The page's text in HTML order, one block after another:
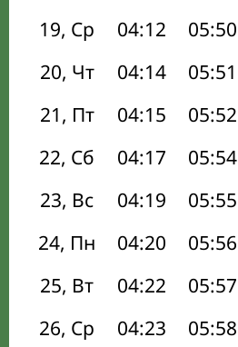
19, Ср
04:12 05:50
20, Чт
04:14 05:51
21, Пт
04:15 05:52
22, Сб
04:17 05:54
23, Вс
04:19 05:55
24, Пн
04:20 05:56
25, Вт
04:22 05:57
26, Ср
04:23 05:58